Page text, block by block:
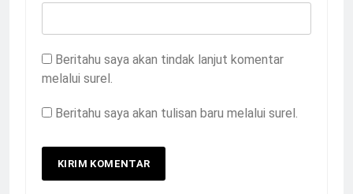
Beritahu saya akan tindak lanjut komentar
melalui surel.
Beritahu saya akan tulisan baru melalui surel.